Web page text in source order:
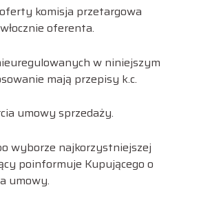
komisja przetargowa
oferenta.
w niniejszym
mają przepisy k.c.
umowy sprzedaży.
wyborze najkorzystniejszej
poinformuje Kupującego o
umowy.